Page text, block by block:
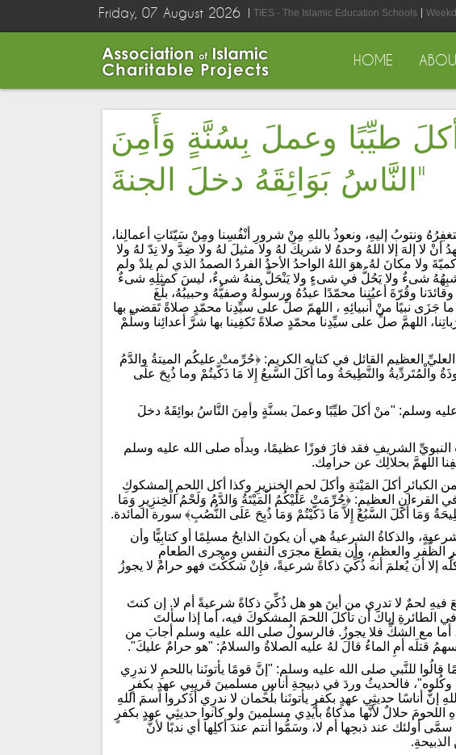
Friday, 07 August 2026 TIES - The Islamic Education Schools
HOME
طيِّبًا وعملَ بِسُنَّةٍ وَأَمِنَ
النَّاسُ بَوَائِقَهُ دخلَ الجنةَ"
ونتوبُ إليهِ، ونعوذُ باللهِ مِنْ شرورِ أنْفُسِنا ومِنْ سَيّئاتِ أعمالِنا،
لا إلهَ إلا اللهُ وحدهُ لا شريكَ لهُ ولا مثيلَ لهُ ولا ضِدَّ ولا نِدّ لهُ ولا
ولا مكانَ لهُ. هوَ اللهُ الواحدُ الأحدُ الفردُ الصمدُ الذي لم يلدْ ولم
يُشبِهُهُ شىءٌ ولا يَحُلُّ في شىءٍ ولا يَنْحَلُّ منهُ شىءٌ، ليسَ كمثلِهِ شىءٌ
وقُرّةَ أعيُنِنا محمّدًا عبدُهُ ورسولُهُ وصفيُّهُ وحبيبُهُ، بلّغَ
ما جَزَى نبيًا منْ أنبيائِهِ ، اللهمّ صلِّ على سيِّدِنا محمّدٍ صلاةً تَقضي بها
اللهمَّ صلِّ على سيِّدِنا محمّدٍ صلاةً تَكفِينا بها شرَّ أعدائِنا وسلِّمْ
العظيم القائل في كتابه الكريم: ﴿حُرِّمتْ عليكُم الميتةُ والدَّمُ
والْمُتَردِّيةُ والنَّطِيحَةُ وما أَكَلَ السَّبعُ إِلا مَا ذَكَّيتُمْ وما ذُبِحَ علَى
وسلم: "منْ أكلَ طيِّبًا وعملَ بسنَّةٍ وأمِنَ النَّاسُ بوائِقَهُ دخلَ
الشريفِ فقد فازَ فوزًا عظيمًا، وبدأَه صلى الله عليه وسلم
اللهمَّ بحلالِك عن حرامِك.
الكبائرِ أكلَ المَيْتةِ وأكلَ لحمِ الخنزيرِ وكذا أكل اللحمِ المشكوكِ
القرءانِ العظيمِ: ﴿حُرِّمَتْ عَلَيْكُمُ الْمَيْتَةُ وَالدَّمُ وَلَحْمُ الْخِنزِيرِ وَمَا
وَمَا أَكَلَ السَّبُعُ إِلاَّ مَا ذَكَّيْتُمْ وَمَا ذُبِحَ عَلَى النُّصُبِ﴾ سورة المائدة.
والذكاةُ الشرعيةُ هي أن يكونَ الذابحُ مسلِمًا أو كتابِيًّا وأن
غيرِ الظُّفرِ والعظمِ، وأن يقطعَ مجرَى النفسِ ومجرى الطعامِ
إلا أن يُعلمَ أنه ذُكِّيَ ذكاةً شرعيةً، فإِنْ شكَكْتَ فهو حرامٌ لا يجوزُ
فيهِ لحمٌ لا تدرِي من أينَ هو هل ذُكِّيَ ذكاةً شرعيةً أم لا. إن كنتَ
إياكَ أن تأكلَ اللحمَ المشكوكَ فيه، أما إذا سألتَ
مع الشكِّ فلا يجوزُ. فالرسولُ صلى الله عليه وسلم أجابَ من
قتلَه أمِ الماءُ قالَ لهُ عليه الصلاةُ والسلامُ: "هو حرامٌ عليكَ".
للنَّبي صلى الله عليه وسلم: "إنَّ قومًا يأتونَنا باللحمِ لا ندرِي
وكُلوه"، فالحديثُ وردَ في ذبيحةِ أناسٍ مسلمينَ قريبِي عهدٍ بكفرٍ
أناسًا حديثِي عهدٍ بكفرٍ يأتونَنا بلُحمان لا ندرِي أذَكروا اسمَ اللهِ
اللحومَ حلالٌ لأنَّها مذكاةٌ بأيدِي مسلمينَ ولو كانوا حديثِي عهدٍ بكفرٍ
أولئك عند ذبحِها أم لا، وسَمُّوا أنتم عندَ أكلِها أي ندبًا لأنَّ